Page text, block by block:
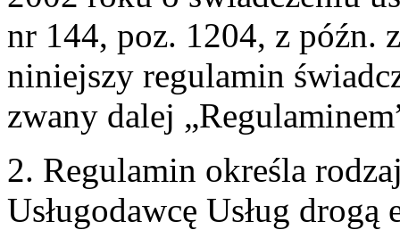
nr 144, poz. 1204, z późn.
niniejszy regulamin
zwany dalej
2. Regulamin określa
Usługodawcę Usług